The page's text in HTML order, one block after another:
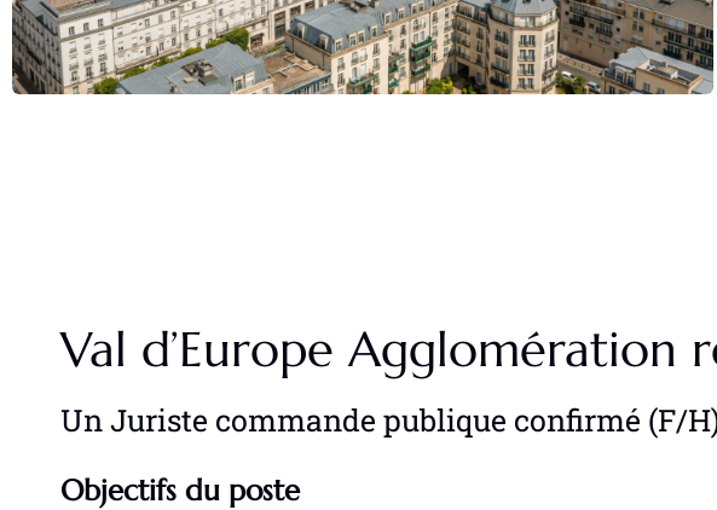
Val d’Europe Agglomération
Un Juriste commande publique confirmé (F/
Objectifs du poste